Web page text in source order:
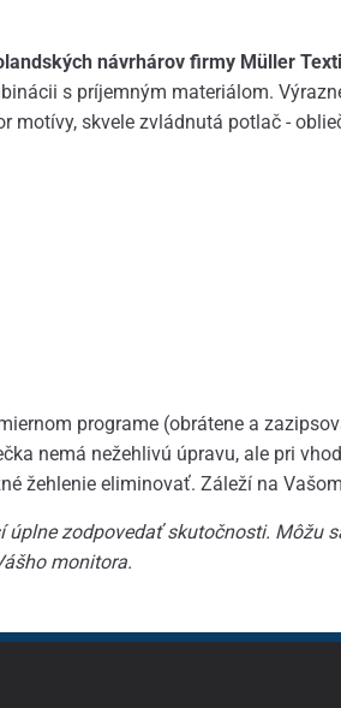
návrhárov firmy Müller
s príjemným materiálom.
motívy, skvele zvládnutá potlač -
programe (obrátene a
nemá nežehlivú úpravu, ale pri
žehlenie eliminovať. Záleží na
zodpovedať skutočnosti. Môžu
monitora.